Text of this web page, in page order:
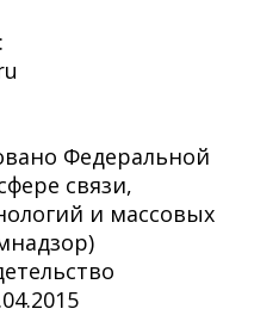
Федеральной
связи,
и массовых